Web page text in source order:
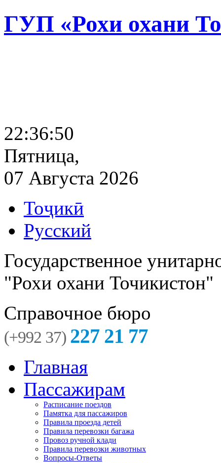
ГУП «Рохи охани
22:36:51
Пятница,
07 Августа 2026
Тоҷикӣ
Русский
Государственное
"Рохи охани Точикистон"
Справочное бюро
(+992 37) 227 21 77
Главная
Пассажирам
Расписание поездов
Памятка для пассажиров
Правила проезда детей
Правила перевозки багажа
Провоз ручной клади
Правила перевозки животных
Вопросы-Ответы